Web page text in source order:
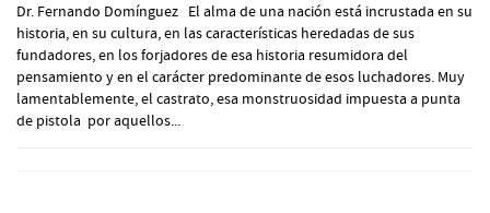
Dr. Fernando Domínguez El alma de una nación está incrustada en su
historia, en su cultura, en las características heredadas de sus
fundadores, en los forjadores de esa historia resumidora del
pensamiento y en el carácter predominante de esos luchadores. Muy
lamentablemente, el castrato, esa monstruosidad impuesta a punta
de pistola por aquellos...